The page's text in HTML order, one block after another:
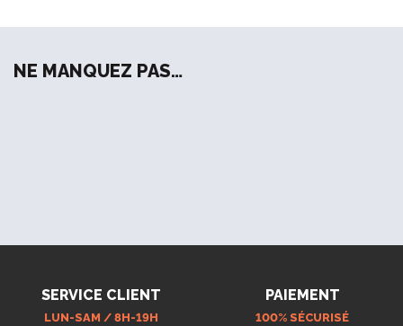
NE MANQUEZ PAS…
SERVICE CLIENT
LUN-SAM / 8H-19H
PAIEMENT
100% SÉCURISÉ